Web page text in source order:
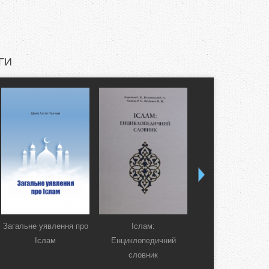
Загальне уявлення про
Іслам
Іслам:
Енциклопедичний
словник
Коран.
смислів
мовою